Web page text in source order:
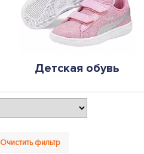
Детская обувь
Очистить фильтр